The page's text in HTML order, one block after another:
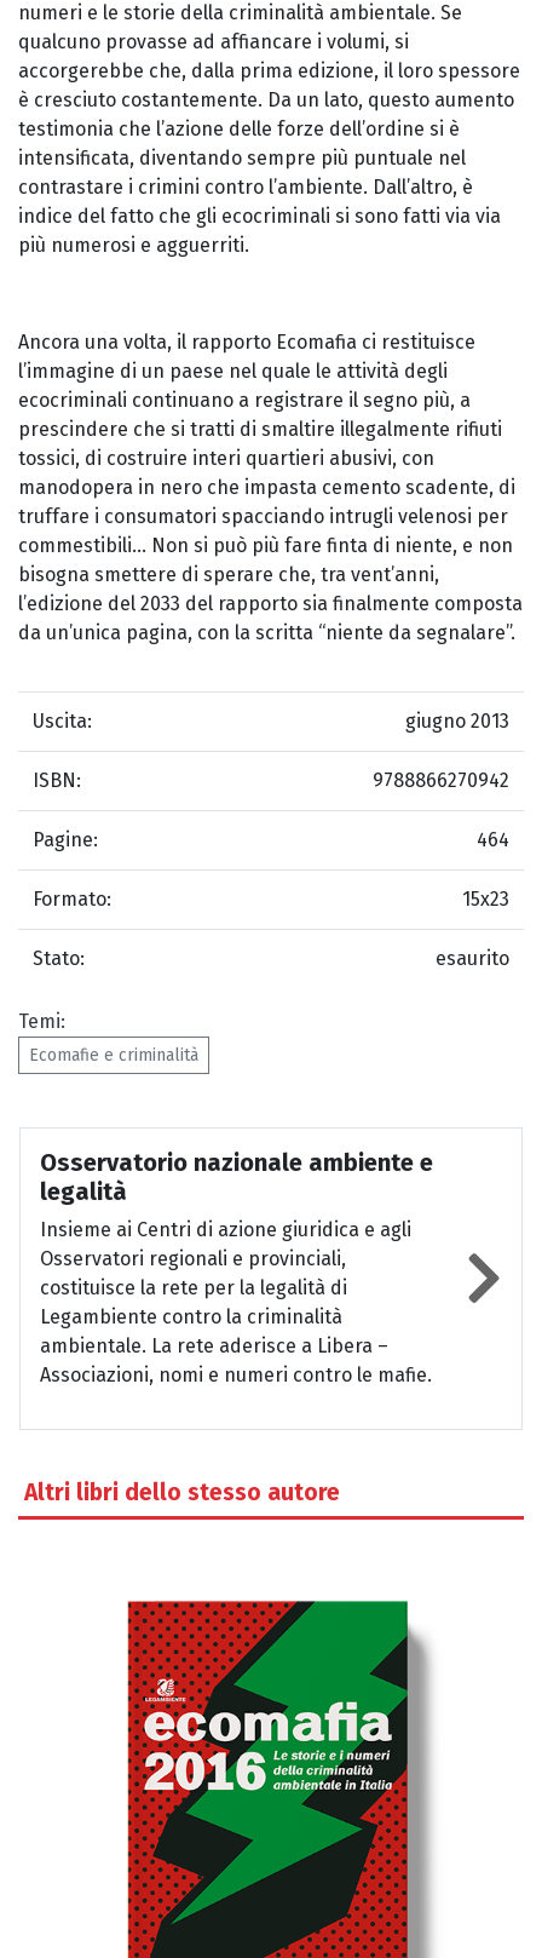
numeri e le storie della criminalità ambientale. Se
qualcuno provasse ad affiancare i volumi, si
accorgerebbe che, dalla prima edizione, il loro spessore
è cresciuto costantemente. Da un lato, questo aumento
testimonia che l’azione delle forze dell’ordine si è
intensificata, diventando sempre più puntuale nel
contrastare i crimini contro l’ambiente. Dall’altro, è
indice del fatto che gli ecocriminali si sono fatti via via
più numerosi e agguerriti.
Ancora una volta, il rapporto Ecomafia ci restituisce
l’immagine di un paese nel quale le attività degli
ecocriminali continuano a registrare il segno più, a
prescindere che si tratti di smaltire illegalmente rifiuti
tossici, di costruire interi quartieri abusivi, con
manodopera in nero che impasta cemento scadente, di
truffare i consumatori spacciando intrugli velenosi per
commestibili... Non si può più fare finta di niente, e non
bisogna smettere di sperare che, tra vent’anni,
l’edizione del 2033 del rapporto sia finalmente composta
da un’unica pagina, con la scritta “niente da segnalare”.
Uscita: giugno 2013
ISBN: 9788866270942
Pagine: 464
Formato: 15x23
Stato: esaurito
Temi:
Ecomafie e criminalità
Osservatorio nazionale ambiente e
legalità
Insieme ai Centri di azione giuridica e agli
Osservatori regionali e provinciali,
costituisce la rete per la legalità di
Legambiente contro la criminalità
ambientale. La rete aderisce a Libera –
Associazioni, nomi e numeri contro le mafie.
Altri libri dello stesso autore